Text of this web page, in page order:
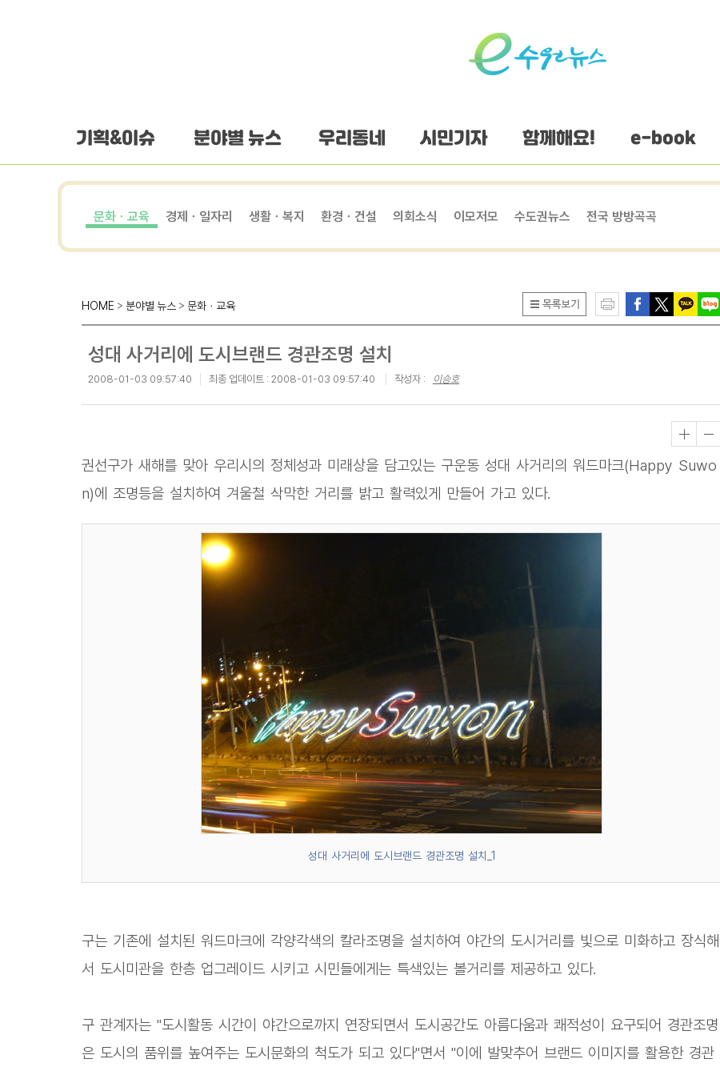
기획&이슈 분야별 뉴스 우리동네 시민기자 함께해요! e-book
문화ㆍ교육 경제ㆍ일자리 생활ㆍ복지 환경ㆍ건설 의회소식 이모저모 수도권뉴스 전국 방방곡곡
HOME > 분야별 뉴스 > 문화ㆍ교육
성대 사거리에 도시브랜드 경관조명 설치
2008-01-03 09:57:40 최종 업데이트 : 2008-01-03 09:57:40 작성자 : 이승호
권선구가 새해를 맞아 우리시의 정체성과 미래상을 담고있는 구운동 성대 사거리의 워드마크(Happy Suwo
n)에 조명등을 설치하여 겨울철 삭막한 거리를 밝고 활력있게 만들어 가고 있다.
성대 사거리에 도시브랜드 경관조명 설치_1
구는 기존에 설치된 워드마크에 각양각색의 칼라조명을 설치하여 야간의 도시거리를 빛으로 미화하고 장식해
서 도시미관을 한층 업그레이드 시키고 시민들에게는 특색있는 볼거리를 제공하고 있다.
구 관계자는 "도시활동 시간이 야간으로까지 연장되면서 도시공간도 아름다움과 쾌적성이 요구되어 경관조명
은 도시의 품위를 높여주는 도시문화의 척도가 되고 있다"면서 "이에 발맞추어 브랜드 이미지를 활용한 경관